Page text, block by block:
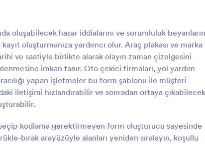
oluşabilecek hasar iddialarını ve sorumluluk
oluşturmanıza yardımcı olur. Araç plakası ve marka
ve saatiyle birlikte alarak olayın zaman çizelgesini
imkan tanır. Oto çekici firmaları, yol yardım
yapan işletmeler bu form şablonu ile müşteri
iletişimi hızlandırabilir ve sonradan ortaya çıkabilecek
kodlama gerektirmeyen form oluşturucu sayesinde
bırak arayüzüyle alanları yeniden sıralayın, koşullu
Formu 🚚
Formu, filo ve
altına almasına,
ve form yanıtlarını
:
Araç Beyan Formu
ve kullanıcı beyanını tek
şirket araçları, filo yönetimi ve
tahsisi süreçlerinde düzenli veri
Go to Category:
Otomotiv Formları